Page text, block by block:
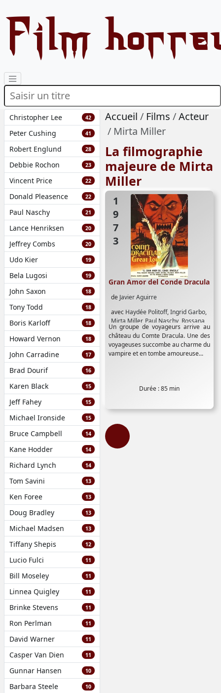
Film
Christopher Lee 42
Peter Cushing 41
Robert Englund 28
Debbie Rochon 23
Vincent Price 22
Donald Pleasence 22
Paul Naschy 21
Lance Henriksen 20
Jeffrey Combs 20
Udo Kier 19
Bela Lugosi 19
John Saxon 18
Tony Todd 18
Boris Karloff 18
Howard Vernon 18
John Carradine 17
Brad Dourif 16
Karen Black 15
Jeff Fahey 15
Michael Ironside 15
Bruce Campbell 14
Kane Hodder 14
Richard Lynch 14
Tom Savini 13
Ken Foree 13
Doug Bradley 13
Michael Madsen 13
Tiffany Shepis 12
Lucio Fulci 11
Bill Moseley 11
Linnea Quigley 11
Brinke Stevens 11
Ron Perlman 11
David Warner 11
Casper Van Dien 11
Gunnar Hansen 10
Barbara Steele 10
Accueil Films
Acteur
Mirta Miller
La filmographie
majeure de Mirta
Miller
1973
de Javier Aguirre
avec Haydée Politoff,Ingrid Garbo,
Mirta Miller, Paul Naschy, Rossana
Yanni,Vic Winner
Gran Amor del Conde Dracula
Un groupe de voyageurs arrive au
château du Comte Dracula. Une des
voyageuses succombe au charme du
vampire et en tombe amoureuse...
Durée : 85 min